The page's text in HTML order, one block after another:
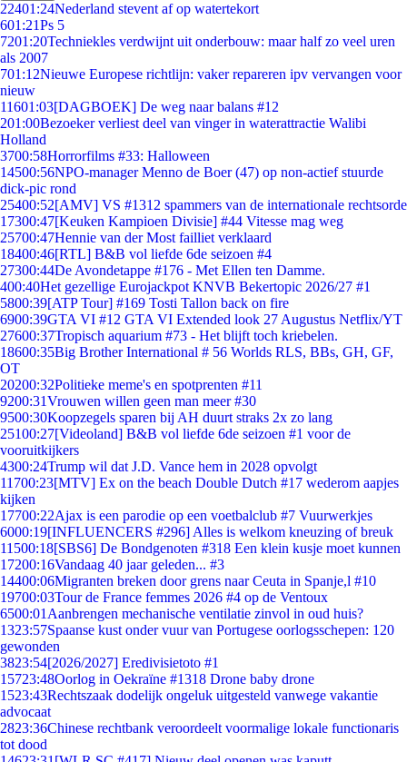
22401:24Nederland stevent af op watertekort
601:21Ps 5
7201:20Techniekles verdwijnt uit onderbouw: maar half zo veel uren
als 2007
701:12Nieuwe Europese richtlijn: vaker repareren ipv vervangen voor
nieuw
11601:03[DAGBOEK] De weg naar balans #12
201:00Bezoeker verliest deel van vinger in waterattractie Walibi
Holland
3700:58Horrorfilms #33: Halloween
14500:56NPO-manager Menno de Boer (47) op non-actief stuurde
dick-pic rond
25400:52[AMV] VS #1312 spammers van de internationale rechtsorde
17300:47[Keuken Kampioen Divisie] #44 Vitesse mag weg
25700:47Hennie van der Most failliet verklaard
18400:46[RTL] B&B vol liefde 6de seizoen #4
27300:44De Avondetappe #176 - Met Ellen ten Damme.
400:40Het gezellige Eurojackpot KNVB Bekertopic 2026/27 #1
5800:39[ATP Tour] #169 Tosti Tallon back on fire
6900:39GTA VI #12 GTA VI Extended look 27 Augustus Netflix/YT
27600:37Tropisch aquarium #73 - Het blijft toch kriebelen.
18600:35Big Brother International # 56 Worlds RLS, BBs, GH, GF,
OT
20200:32Politieke meme's en spotprenten #11
9200:31Vrouwen willen geen man meer #30
9500:30Koopzegels sparen bij AH duurt straks 2x zo lang
25100:27[Videoland] B&B vol liefde 6de seizoen #1 voor de
vooruitkijkers
4300:24Trump wil dat J.D. Vance hem in 2028 opvolgt
11700:23[MTV] Ex on the beach Double Dutch #17 wederom aapjes
kijken
17700:22Ajax is een parodie op een voetbalclub #7 Vuurwerkjes
6000:19[INFLUENCERS #296] Alles is welkom kneuzing of breuk
11500:18[SBS6] De Bondgenoten #318 Een klein kusje moet kunnen
17200:16Vandaag 40 jaar geleden... #3
14400:06Migranten breken door grens naar Ceuta in Spanje,l #10
19700:03Tour de France femmes 2026 #4 op de Ventoux
6500:01 Aanbrengen mechanische ventilatie zinvol in oud huis?
1323:57Spaanse kust onder vuur van Portugese oorlogsschepen: 120
gewonden
3823:54[2026/2027] Eredivisietoto #1
15723:48Oorlog in Oekraïne #1318 Drone baby drone
1523:43Rechtszaak dodelijk ongeluk uitgesteld vanwege vakantie
advocaat
2823:36Chinese rechtbank veroordeelt voormalige lokale functionaris
tot dood